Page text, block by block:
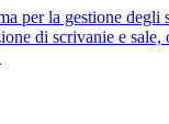
per la gestione degli
di scrivanie e sale,